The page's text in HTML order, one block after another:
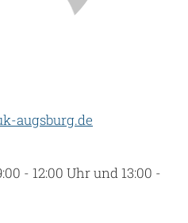
augsburg.de
- 12:00 Uhr und 13:00 -